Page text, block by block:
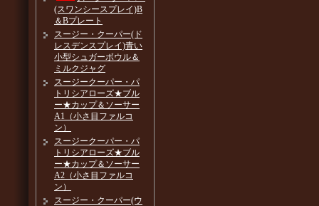
(スワンシースプレイ)B
＆Bプレート
スージー・クーパー(ド
レスデンスプレイ)青い
小型シュガーボウル＆
ミルクジャグ
スージークーパー・パ
トリシアローズ★ブル
ー★カップ＆ソーサー
A1（小さ目ファルコ
ン）
スージークーパー・パ
トリシアローズ★ブル
ー★カップ＆ソーサー
A2（小さ目ファルコ
ン）
スージー・クーパー(ウ